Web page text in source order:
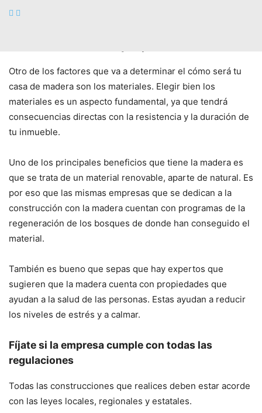
habías pensado.
Otro de los factores que va a determinar el cómo será tu
casa de madera son los materiales. Elegir bien los
materiales es un aspecto fundamental, ya que tendrá
consecuencias directas con la resistencia y la duración de
tu inmueble.
Uno de los principales beneficios que tiene la madera es
que se trata de un material renovable, aparte de natural. Es
por eso que las mismas empresas que se dedican a la
construcción con la madera cuentan con programas de la
regeneración de los bosques de donde han conseguido el
material.
También es bueno que sepas que hay expertos que
sugieren que la madera cuenta con propiedades que
ayudan a la salud de las personas. Estas ayudan a reducir
los niveles de estrés y a calmar.
Fíjate si la empresa cumple con todas las
regulaciones
Todas las construcciones que realices deben estar acorde
con las leyes locales, regionales y estatales.